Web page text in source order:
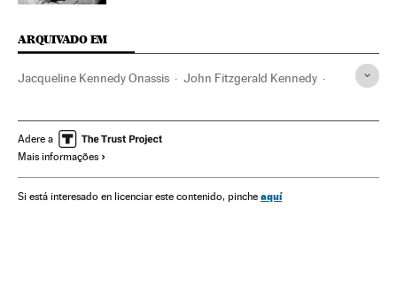
ARQUIVADO EM
Jacqueline Kennedy Onassis John Fitzgerald Kennedy
Aragão Estados Unidos
América do Norte
História Política Sociedade
Adere a
Mais informações
Si está interesado en licenciar este contenido, pinche aquí